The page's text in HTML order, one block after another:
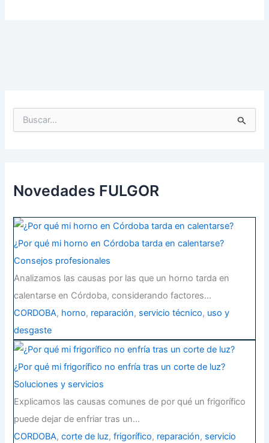
p
o
:
Novedades FULGOR
¿Por qué mi horno en Córdoba tarda en calentarse?
Consejos profesionales
Analizamos las causas por las que un horno tarda en
calentarse en Córdoba, considerando factores…
CORDOBA, horno, reparación, servicio técnico, uso y
desgaste
¿Por qué mi frigorífico no enfría tras un corte de luz?
Soluciones y servicios
Explicamos las causas comunes de por qué un frigorífico
puede dejar de enfriar tras un…
CORDOBA,corte de luz,frigorífico, reparación, servicio